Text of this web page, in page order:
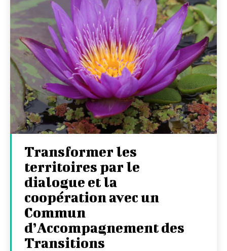
Transformer les
territoires par le
dialogue et la
coopération avec un
Commun
d’Accompagnement des
Transitions